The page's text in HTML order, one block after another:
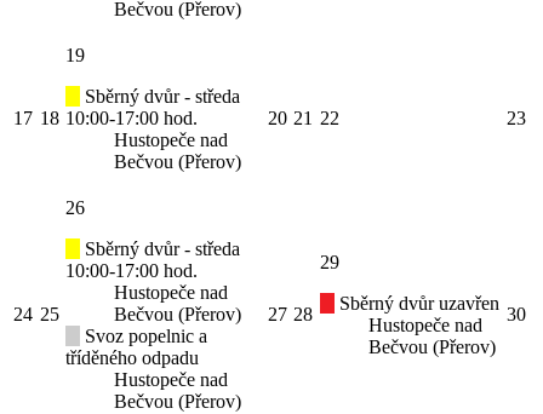
Bečvou (Přerov)
17 18
19
Sběrný dvůr - středa
10:00-17:00 hod.
Hustopeče nad
Bečvou (Přerov)
20 21 22 23
24 25
26
Sběrný dvůr - středa
10:00-17:00 hod.
Hustopeče nad
Bečvou (Přerov)
Svoz popelnic a
tříděného odpadu
Hustopeče nad
Bečvou (Přerov)
27 28
29
Sběrný dvůr uzavřen
Hustopeče nad
Bečvou (Přerov)
30